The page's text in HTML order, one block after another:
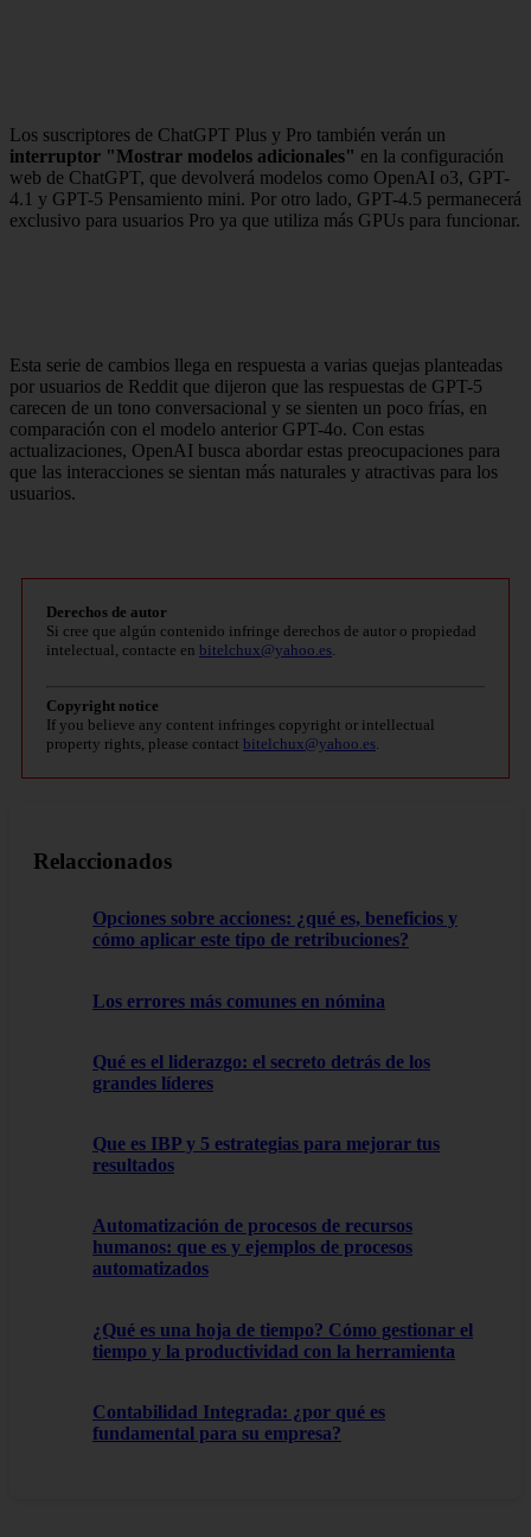
Los suscriptores de ChatGPT Plus y Pro también verán un
interruptor "Mostrar modelos adicionales" en la configuración
web de ChatGPT, que devolverá modelos como OpenAI o3, GPT-
4.1 y GPT-5 Pensamiento mini. Por otro lado, GPT-4.5 permanecerá
exclusivo para usuarios Pro ya que utiliza más GPUs para funcionar.
Esta serie de cambios llega en respuesta a varias quejas planteadas
por usuarios de Reddit que dijeron que las respuestas de GPT-5
carecen de un tono conversacional y se sienten un poco frías, en
comparación con el modelo anterior GPT-4o. Con estas
actualizaciones, OpenAI busca abordar estas preocupaciones para
que las interacciones se sientan más naturales y atractivas para los
usuarios.
Derechos de autor
Si cree que algún contenido infringe derechos de autor o propiedad
intelectual, contacte en bitelchux@yahoo.es
Copyright notice
If you believe any content infringes copyright or intellectual
property rights, please contact bitelchux@yahoo.es
Relaccionados
Opciones sobre acciones: ¿qué es, beneficios y
cómo aplicar este tipo de retribuciones?
Los errores más comunes en nómina
Qué es el liderazgo: el secreto detrás de los
grandes líderes
Que es IBP y 5 estrategias para mejorar tus
resultados
Automatización de procesos de recursos
humanos: que es y ejemplos de procesos
automatizados
¿Qué es una hoja de tiempo? Cómo gestionar el
tiempo y la productividad con la herramienta
Contabilidad Integrada: ¿por qué es
fundamental para su empresa?